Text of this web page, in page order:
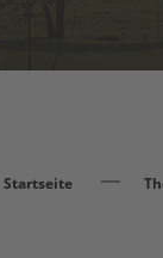
Startseite